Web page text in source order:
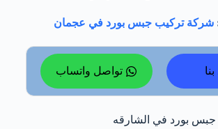
شركة تركيب جبس بورد في عجمان
تواصل واتساب
بورد في الشارقه